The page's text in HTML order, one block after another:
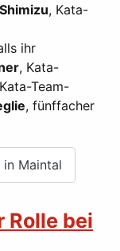
, Kata-
ihr
, Kata-
Team-
, fünffacher
in Maintal
Rolle bei